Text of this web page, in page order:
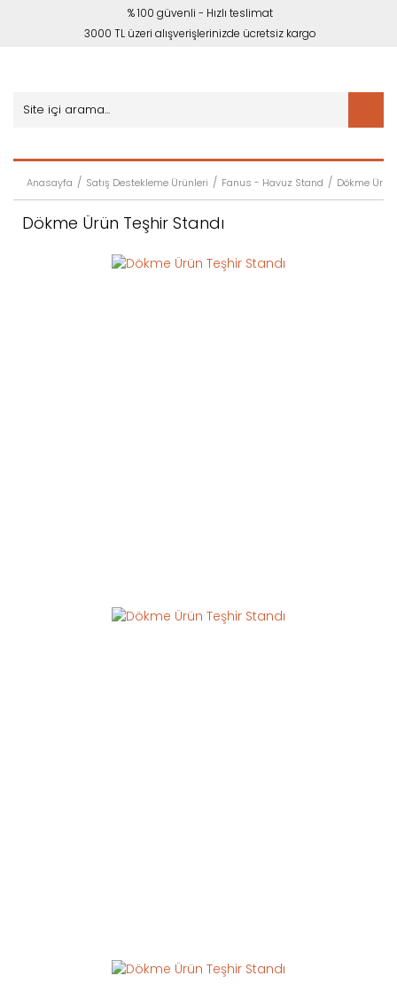
% 100 güvenli - Hızlı teslimat
3000 TL üzeri alışverişlerinizde ücretsiz kargo
Anasayfa Satış Destekleme Ürünleri Fanus - Havuz Stand Dökme
Dökme Ürün Teşhir Standı